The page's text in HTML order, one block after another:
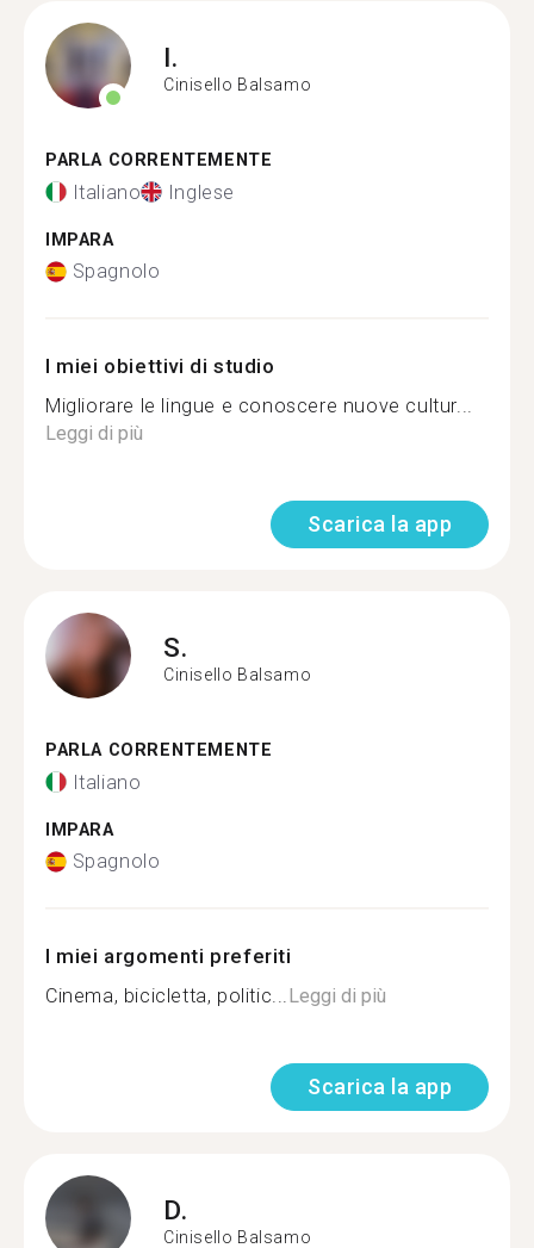
I.
Cinisello Balsamo
PARLA CORRENTEMENTE
Italiano Inglese
IMPARA
Spagnolo
I miei obiettivi di studio
Migliorare le lingue e conoscere nuove cultur...
Leggi di più
Scarica la app
S.
Cinisello Balsamo
PARLA CORRENTEMENTE
Italiano
IMPARA
Spagnolo
I miei argomenti preferiti
Cinema, bicicletta, politic...Leggi di più
Scarica la app
D.
Cinisello Balsamo